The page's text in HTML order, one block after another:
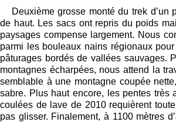
Deuxième grosse monté du trek d’un
de haut. Les sacs ont repris du poids
paysages compense largement. Nous
parmi les bouleaux nains régionaux
pâturages bordés de vallées sauvages.
montagnes écharpées, nous attend la
semblable à une montagne coupée
sabre. Plus haut encore, les pentes très
coulées de lave de 2010 requièrent
pas glisser. Finalement, à 1100 mètres